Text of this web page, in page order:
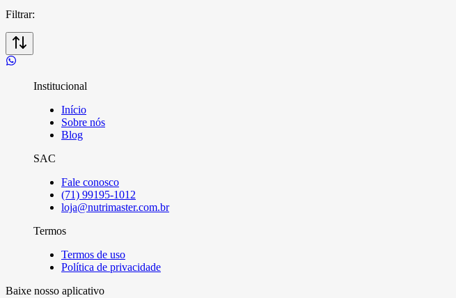
Filtrar:
Institucional
Início
Sobre nós
Blog
SAC
Fale conosco
(71) 99195-1012
loja@nutrimaster.com.br
Termos
Termos de uso
Política de privacidade
Baixe nosso aplicativo